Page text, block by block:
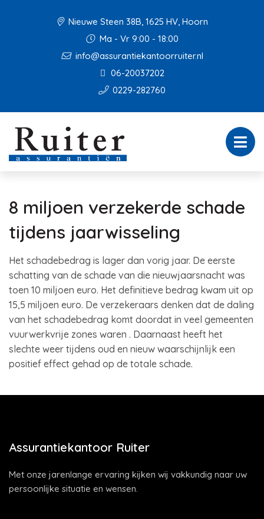
Nieuwe Steen 38B, 1625 HV, Hoorn
Ma - Vr 9:00 - 18:00
info@assurantiekantoorruiter.nl
06-20037202
0229-282760
8 miljoen verzekerde schade
tijdens jaarwisseling
Het schadebedrag is lager dan vorig jaar. De eerste
schatting van de schade van die nieuwjaarsnacht was
toen 10 miljoen euro. Het definitieve bedrag kwam uit op
15,5 miljoen euro. De verzekeraars denken dat de daling
van het schadebedrag komt doordat in veel gemeenten
vuurwerkvrije zones waren . Daarnaast heeft het
slechte weer tijdens oud en nieuw waarschijnlijk een
positief effect gehad op de totale schade.
Assurantiekantoor Ruiter
Met onze jarenlange ervaring kijken wij vakkundig naar uw
persoonlijke situatie en wensen.